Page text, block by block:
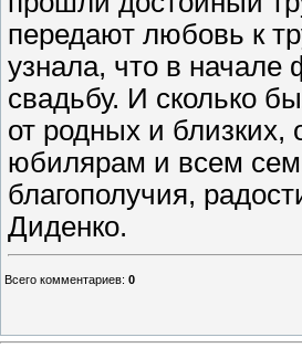
передают любовь к
узнала, что в
свадьбу. И сколько
от родных и близких,
юбилярам и всем
благополучия,
Диденко.
Всего комментариев: 0